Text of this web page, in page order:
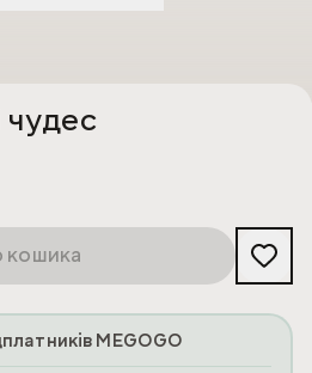
чудес
MEGOGO